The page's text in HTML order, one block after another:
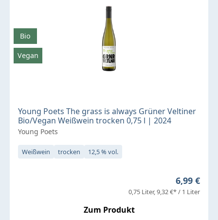
Young Poets The grass is always Grüner Veltiner
Bio/Vegan Weißwein trocken 0,75 l | 2024
Young Poets
Weißwein trocken 12,5 % vol.
Regulärer
6,99 €
0,75 Liter 9,32 €* / 1 Liter
Zum Produkt
Bio
Vegan